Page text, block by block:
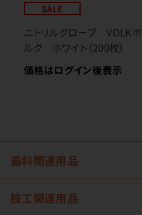
SALE
ニトリルグローブ VOLKボ
ルク ホワイト（200枚）
価格はログイン後表示
歯科関連用品
技工関連用品